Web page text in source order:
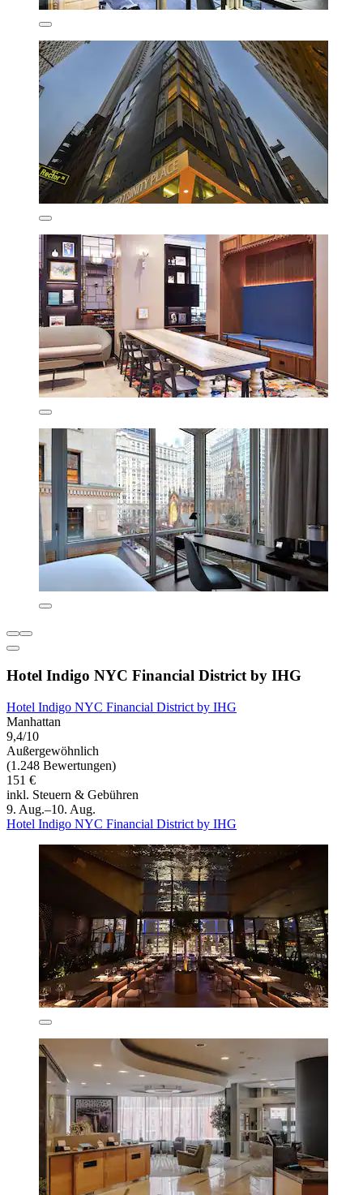
Hotel Indigo NYC Financial District by IHG
Hotel Indigo NYC Financial District by IHG
Manhattan
9,4/10
Außergewöhnlich
(1.248 Bewertungen)
151 €
inkl. Steuern & Gebühren
9. Aug.–10. Aug.
Hotel Indigo NYC Financial District by IHG